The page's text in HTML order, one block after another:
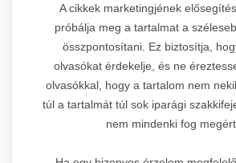
A cikkek marketingjének
próbálja meg a tartalmat a
összpontosítani. Ez biztosítja,
olvasókat érdekelje, és ne
olvasókkal, hogy a tartalom nem
túl a tartalmát túl sok iparági
nem mindenki fog